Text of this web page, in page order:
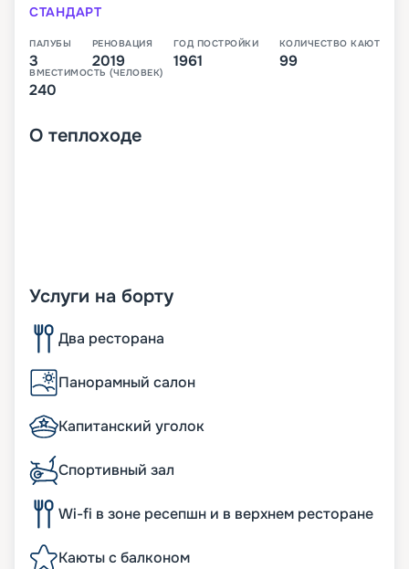
СТАНДАРТ
ПАЛУБЫ
3
РЕНОВАЦИЯ
2019
ГОД ПОСТРОЙКИ
1961
КОЛИЧЕСТВО КАЮТ
99
ВМЕСТИМОСТЬ (ЧЕЛОВЕК)
240
О теплоходе
Услуги на борту
Два ресторана
Панорамный салон
Капитанский уголок
Спортивный зал
Wi-fi в зоне ресепшн и в верхнем ресторане
Каюты с балконом